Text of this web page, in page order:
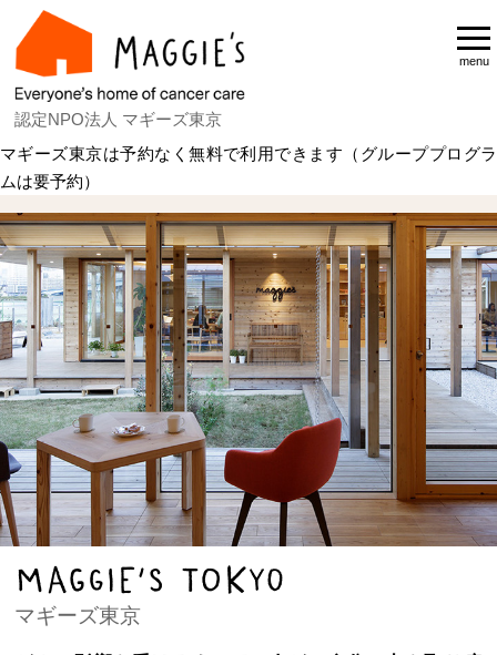
認定NPO法人 マギーズ東京
menu
マギーズ東京は予約なく無料で利用できます（グループプログラ
ムは要予約）
Maggie’s TOKYO
マギーズ東京